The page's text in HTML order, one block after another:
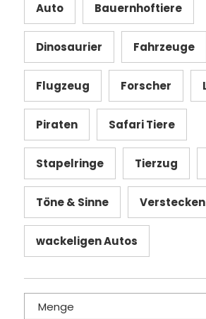
Auto Bauernhoftiere
Dinosaurier Fahrzeuge
Flugzeug Forscher
Piraten Safari Tiere
Stapelringe Tierzug
Töne & Sinne
wackeligen Autos
Menge